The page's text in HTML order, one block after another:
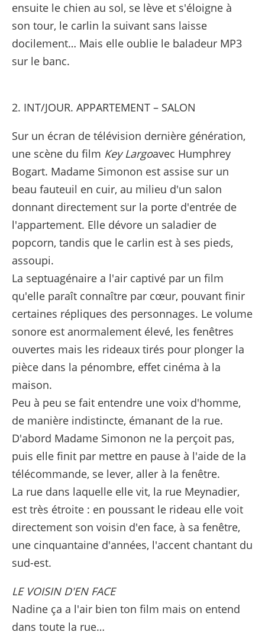
ensuite le chien au sol, se lève et s'éloigne à
son tour, le carlin la suivant sans laisse
docilement… Mais elle oublie le baladeur MP3
sur le banc.
2. INT/JOUR. APPARTEMENT – SALON
Sur un écran de télévision dernière génération,
une scène du film Key Largoavec Humphrey
Bogart. Madame Simonon est assise sur un
beau fauteuil en cuir, au milieu d'un salon
donnant directement sur la porte d'entrée de
l'appartement. Elle dévore un saladier de
popcorn, tandis que le carlin est à ses pieds,
assoupi.
La septuagénaire a l'air captivé par un film
qu'elle paraît connaître par cœur, pouvant finir
certaines répliques des personnages. Le volume
sonore est anormalement élevé, les fenêtres
ouvertes mais les rideaux tirés pour plonger la
pièce dans la pénombre, effet cinéma à la
maison.
Peu à peu se fait entendre une voix d'homme,
de manière indistincte, émanant de la rue.
D'abord Madame Simonon ne la perçoit pas,
puis elle finit par mettre en pause à l'aide de la
télécommande, se lever, aller à la fenêtre.
La rue dans laquelle elle vit, la rue Meynadier,
est très étroite : en poussant le rideau elle voit
directement son voisin d'en face, à sa fenêtre,
une cinquantaine d'années, l'accent chantant du
sud-est.
LE VOISIN D'EN FACE
Nadine ça a l'air bien ton film mais on entend
dans toute la rue…